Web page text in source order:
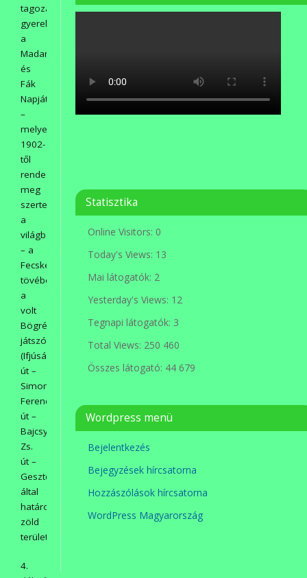
tagozatos
gyerekeknek
a
Madarak
és
Fák
Napját
–
melyet
1902-
től
rendeznek
meg
szerte
a
világban
– a
Fecskeház
tövében,
a
volt
Bögrés
játszótéren
(Ifjúság
út –
Simon
Ferenc
út –
Bajcsy
Zs.
út –
Gesztenyesor
által
határolt
zöld
területen).
4.
Statisztika
Online Visitors: 0
Today's Views: 13
Mai látogatók: 2
Yesterday's Views: 12
Tegnapi látogatók: 3
Total Views: 250 460
Összes látogató: 44 679
Wordpress menü
Bejelentkezés
Bejegyzések hírcsatorna
Hozzászólások hírcsatorna
WordPress Magyarország